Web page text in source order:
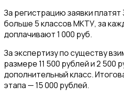
За регистрацию заявки платят
больше 5 классов МКТУ, за
доплачивают 1 000 руб.
За экспертизу по существу
размере 11 500 рублей и 2 500
дополнительный класс.
этапа — 15 000 рублей.